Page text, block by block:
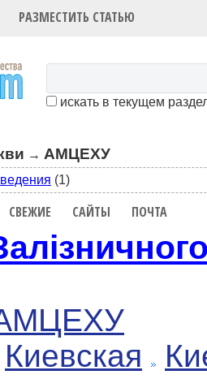
РАЗМЕСТИТЬ СТАТЬЮ
искать в текущем
→ АМЦЕХУ
(1)
СВЕЖИЕ САЙТЫ ПОЧТА
Киевская